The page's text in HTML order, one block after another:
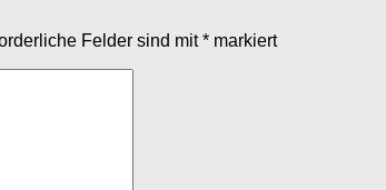
Felder sind mit* markiert